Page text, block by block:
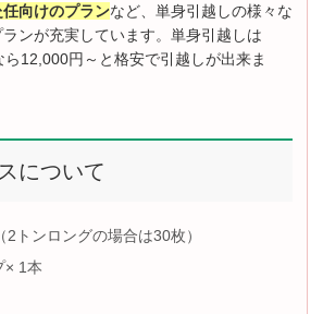
向けのプランなど、単身引越しの様々な
ンが充実しています。単身引越しは
12,000円～と格安で引越しが出来ま
について
トンロングの場合は30枚）
× 1本